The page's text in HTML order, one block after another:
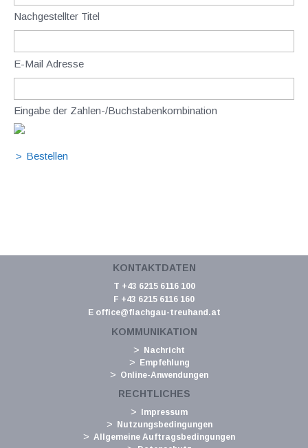
Nachgestellter Titel
E-Mail Adresse
Eingabe der Zahlen-/Buchstabenkombination
KONTAKTDATEN
T +43 6215 6116 100
F +43 6215 6116 160
E office@flachgau-treuhand.at
KOMMUNIKATION
Nachricht
Empfehlung
Online-Anwendungen
RECHTLICHES
Impressum
Nutzungsbedingungen
Allgemeine Auftragsbedingungen